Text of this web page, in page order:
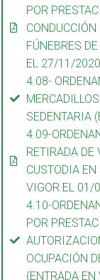
POR
FÚNEBRES
EL 27/11/
4.08-
SEDENTARIA
4.09-
RETIRADA DE
CUSTODIA
VIGOR EL 01/
4.10-
POR
OCUPACIÓN
(ENTRADA